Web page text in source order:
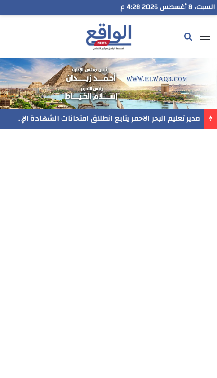
السبت، 8 أغسطس 2026 4:28 م
القائمة
مدير تعليم البحر الاحمر يتابع انطلاق امتحانات الشهادة الإعدادية ويؤكد: الانضباط